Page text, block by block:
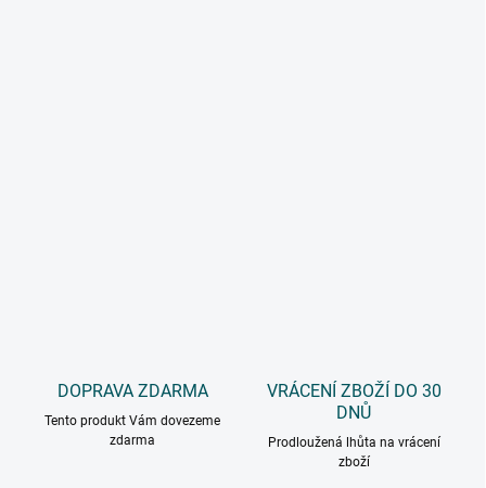
DOPRAVA ZDARMA
Tento produkt Vám dovezeme
zdarma
VRÁCENÍ ZBOŽÍ DO 30
DNŮ
Prodloužená lhůta na vrácení
zboží